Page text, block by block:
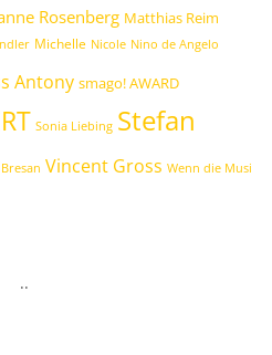
Rosenberg Matthias Reim
Michelle Nicole Nino de Angelo
Antony smago! AWARD
Sonia Liebing Stefan
Vincent Gross Wenn die Musi
..